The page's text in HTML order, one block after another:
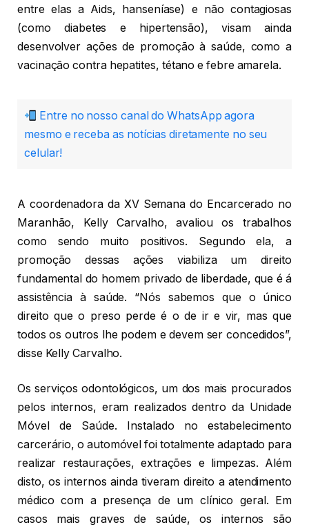
entre elas a Aids, hanseníase) e não contagiosas
(como diabetes e hipertensão), visam ainda
desenvolver ações de promoção à saúde, como a
vacinação contra hepatites, tétano e febre amarela.
Entre no nosso canal do WhatsApp agora
mesmo e receba as notícias diretamente no seu
celular!
A coordenadora da XV Semana do Encarcerado no
Maranhão, Kelly Carvalho, avaliou os trabalhos
como sendo muito positivos. Segundo ela, a
promoção dessas ações viabiliza um direito
fundamental do homem privado de liberdade, que é á
assistência à saúde. “Nós sabemos que o único
direito que o preso perde é o de ir e vir, mas que
todos os outros lhe podem e devem ser concedidos”,
disse Kelly Carvalho.
Os serviços odontológicos, um dos mais procurados
pelos internos, eram realizados dentro da Unidade
Móvel de Saúde. Instalado no estabelecimento
carcerário, o automóvel foi totalmente adaptado para
realizar restaurações, extrações e limpezas. Além
disto, os internos ainda tiveram direito a atendimento
médico com a presença de um clínico geral. Em
casos mais graves de saúde, os internos são